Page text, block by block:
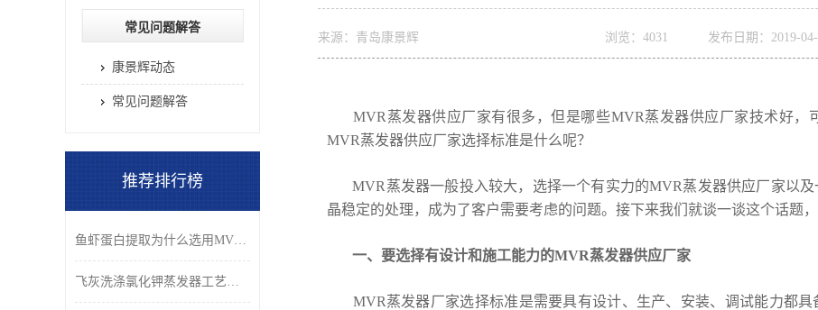
来源：青岛康景辉 浏览： 4031 发布日期：2019-
MVR蒸发器供应厂家有很多，但是哪些MVR蒸发器供应厂家技术好，
MVR蒸发器供应厂家选择标准是什么呢？
MVR蒸发器一般投入较大，选择一个有实力的MVR蒸发器供应厂家以及
晶稳定的处理，成为了客户需要考虑的问题。接下来我们就谈一谈这个话题
一、要选择有设计和施工能力的MVR蒸发器供应厂家
MVR蒸发器厂家选择标准是需要具有设计、生产、安装、调试能力都具
常见问题解答
康景辉动态
常见问题解答
推荐排行榜
鱼虾蛋白提取为什么选用MVR蒸发器？
飞灰洗涤氯化钾蒸发器工艺原理与应用